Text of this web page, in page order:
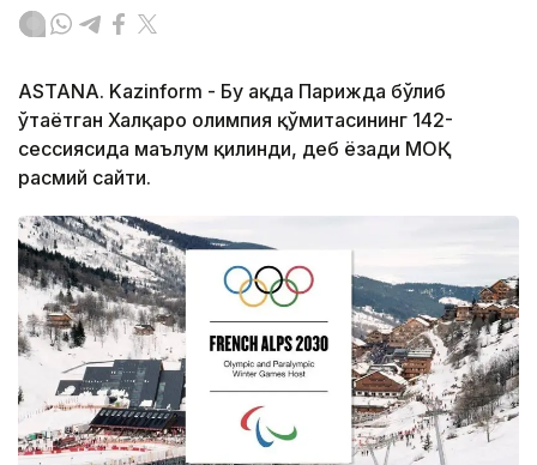
ASTANA. Kazinform - Бу ҳақда Парижда бўлиб
ўтаётган Халқаро олимпия қўмитасининг 142-
сессиясида маълум қилинди, деб ёзади МОҚ
расмий сайти.